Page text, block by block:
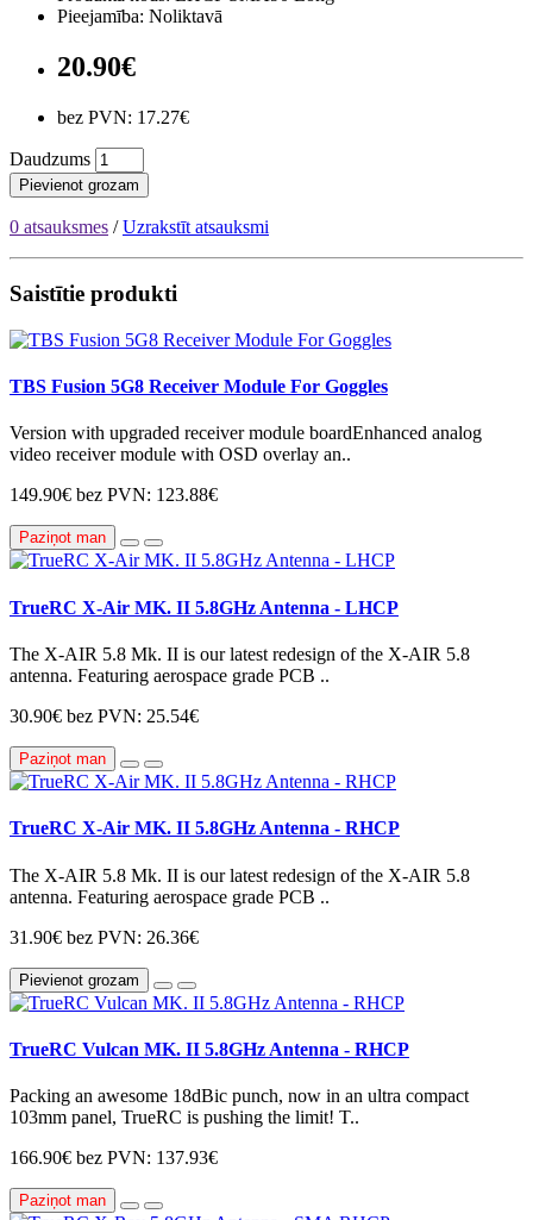
Pieejamība: Noliktavā
20.90€
bez PVN: 17.27€
Daudzums
Pievienot grozam
0 atsauksmes /Uzrakstīt atsauksmi
Saistītie produkti
TBS Fusion 5G8 Receiver Module For Goggles
Version with upgraded receiver module boardEnhanced analog
video receiver module with OSD overlay an..
149.90€ bez PVN: 123.88€
Paziņot man
TrueRC X-Air MK. II 5.8GHz Antenna - LHCP
The X-AIR 5.8 Mk. II is our latest redesign of the X-AIR 5.8
antenna. Featuring aerospace grade PCB ..
30.90€ bez PVN: 25.54€
Paziņot man
TrueRC X-Air MK. II 5.8GHz Antenna - RHCP
The X-AIR 5.8 Mk. II is our latest redesign of the X-AIR 5.8
antenna. Featuring aerospace grade PCB ..
31.90€ bez PVN: 26.36€
Pievienot grozam
TrueRC Vulcan MK. II 5.8GHz Antenna - RHCP
Packing an awesome 18dBic punch, now in an ultra compact
103mm panel, TrueRC is pushing the limit! T..
166.90€ bez PVN: 137.93€
Paziņot man